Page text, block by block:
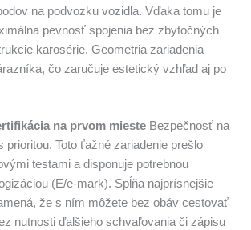
na podvozku vozidla. Vďaka tomu je
pevnosť spojenia bez zbytočných
karosérie. Geometria zariadenia
čo zaručuje estetický vzhľad aj po
na prvom mieste Bezpečnosť na
prioritou. Toto ťažné zariadenie prešlo
testami a disponuje potrebnou
(E/e-mark). Spĺňa najprísnejšie
že s ním môžete bez obáv cestovať
nutnosti ďalšieho schvaľovania či zápisu